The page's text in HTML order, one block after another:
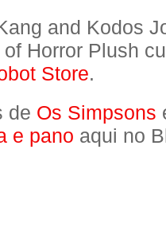
and Kodos
Horror Plush
Store.
de Os Simpsons
e pano aqui no